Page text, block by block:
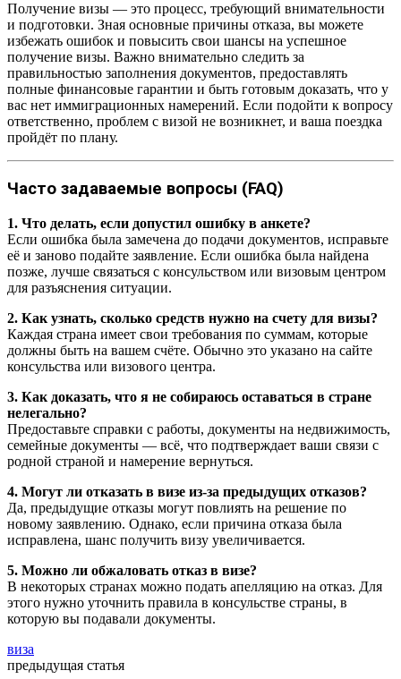
Получение визы — это процесс, требующий внимательности
и подготовки. Зная основные причины отказа, вы можете
избежать ошибок и повысить свои шансы на успешное
получение визы. Важно внимательно следить за
правильностью заполнения документов, предоставлять
полные финансовые гарантии и быть готовым доказать, что у
вас нет иммиграционных намерений. Если подойти к вопросу
ответственно, проблем с визой не возникнет, и ваша поездка
пройдёт по плану.
Часто задаваемые вопросы (FAQ)
1. Что делать, если допустил ошибку в анкете?
Если ошибка была замечена до подачи документов, исправьте
её и заново подайте заявление. Если ошибка была найдена
позже, лучше связаться с консульством или визовым центром
для разъяснения ситуации.
2. Как узнать, сколько средств нужно на счету для визы?
Каждая страна имеет свои требования по суммам, которые
должны быть на вашем счёте. Обычно это указано на сайте
консульства или визового центра.
3. Как доказать, что я не собираюсь оставаться в стране
нелегально?
Предоставьте справки с работы, документы на недвижимость,
семейные документы — всё, что подтверждает ваши связи с
родной страной и намерение вернуться.
4. Могут ли отказать в визе из-за предыдущих отказов?
Да, предыдущие отказы могут повлиять на решение по
новому заявлению. Однако, если причина отказа была
исправлена, шанс получить визу увеличивается.
5. Можно ли обжаловать отказ в визе?
В некоторых странах можно подать апелляцию на отказ. Для
этого нужно уточнить правила в консульстве страны, в
которую вы подавали документы.
виза
предыдущая статья